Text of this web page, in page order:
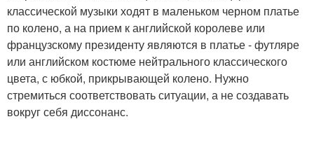
классической музыки ходят в маленьком черном платье
по колено, а на прием к английской королеве или
французскому президенту являются в платье - футляре
или английском костюме нейтрального классического
цвета, с юбкой, прикрывающей колено. Нужно
стремиться соответствовать ситуации, а не создавать
вокруг себя диссонанс.